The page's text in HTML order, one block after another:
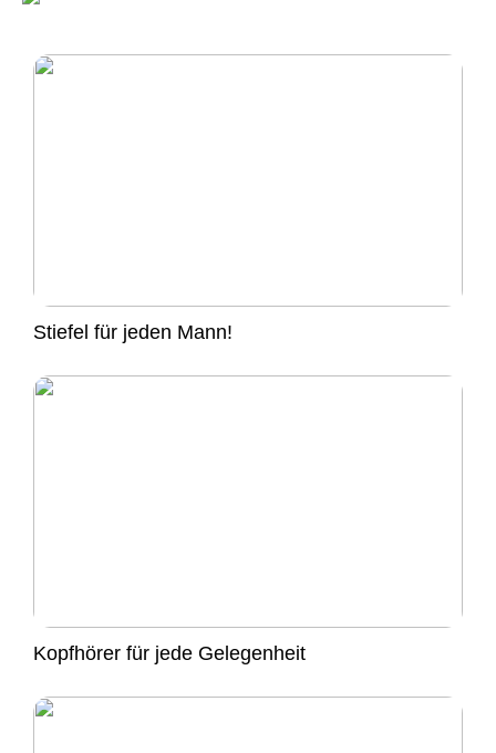
Stiefel für jeden Mann!
Kopfhörer für jede Gelegenheit